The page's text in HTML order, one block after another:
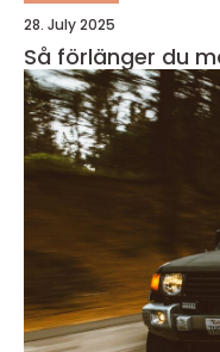
28. July 2025
Så förlänger du